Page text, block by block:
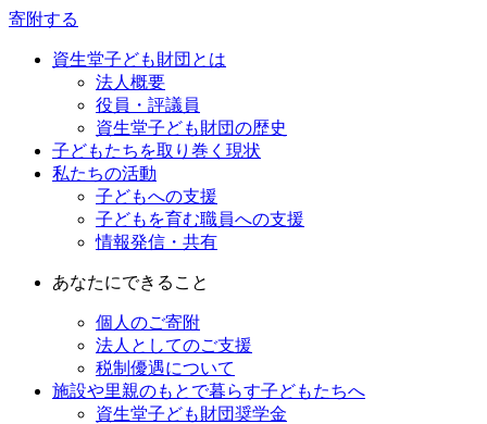
寄附する
資生堂子ども財団とは
法人概要
役員・評議員
資生堂子ども財団の歴史
子どもたちを取り巻く現状
私たちの活動
子どもへの支援
子どもを育む職員への支援
情報発信・共有
あなたにできること
個人のご寄附
法人としてのご支援
税制優遇について
施設や里親のもとで暮らす子どもたちへ
資生堂子ども財団奨学金